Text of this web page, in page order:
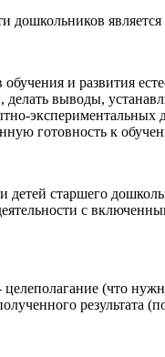
и развития
выводы,
готовность к
старшего
с
(что